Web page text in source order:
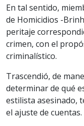
En tal sentido,
de Homicidios -
peritaje
crimen, con el
criminalístico.
Trascendió, de
determinar de qué
estilista asesinado,
el ajuste de cuentas.